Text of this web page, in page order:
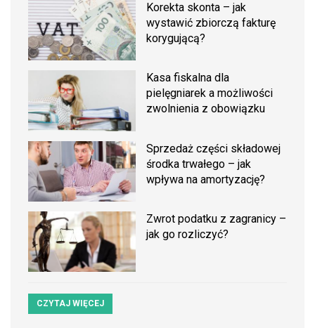
Korekta skonta – jak
wystawić zbiorczą fakturę
korygującą?
Kasa fiskalna dla
pielęgniarek a możliwości
zwolnienia z obowiązku
Sprzedaż części składowej
środka trwałego – jak
wpływa na amortyzację?
Zwrot podatku z zagranicy –
jak go rozliczyć?
CZYTAJ WIĘCEJ